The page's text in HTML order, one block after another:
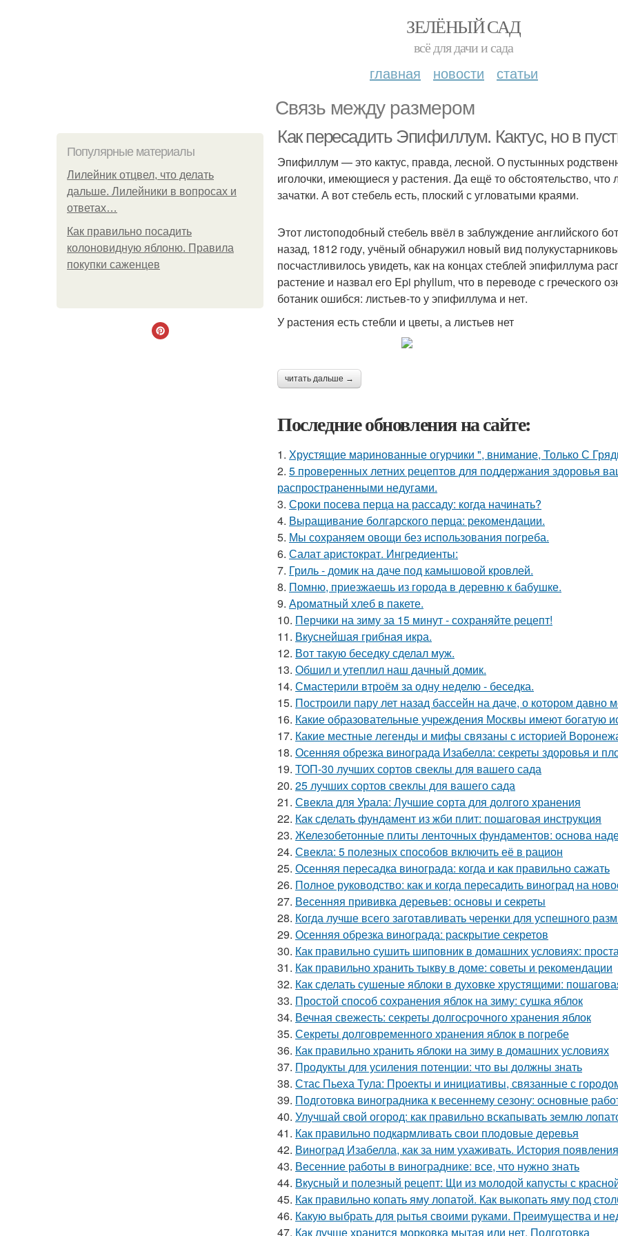
ЗЕЛЁНЫЙ САД
всё для дачи и сада
главная новости статьи
Связь между размером
Популярные материалы
Лилейник отцвел, что делать
дальше. Лилейники в вопросах и
ответах…
Как правильно посадить
колоновидную яблоню. Правила
покупки саженцев
Как пересадить Эпифиллум. Кактус, но в
Эпифиллум — это кактус, правда, лесной. О пустынных
иголочки, имеющиеся у растения. Да ещё то обстоятельство,
зачатки. А вот стебель есть, плоский с угловатыми краями.
Этот листоподобный стебель ввёл в заблуждение английского
назад, 1812 году, учёный обнаружил новый вид
посчастливилось увидеть, как на концах стеблей эпифиллума
растение и назвал его Epi phyllum, что в переводе с греческого
ботаник ошибся: листьев-то у эпифиллума и нет.
У растения есть стебли и цветы, а листьев нет
читать дальше →
Последние обновления на сайте:
1. Хрустящие маринованные огурчики ", внимание, Только С
2. 5 проверенных летних рецептов для поддержания здоровья
распространенными недугами.
3. Сроки посева перца на рассаду: когда начинать?
4. Выращивание болгарского перца: рекомендации.
5. Мы сохраняем овощи без использования погреба.
6. Салат аристократ. Ингредиенты:
7. Гриль - домик на даче под камышовой кровлей.
8. Помню, приезжаешь из города в деревню к бабушке.
9. Ароматный хлеб в пакете.
10. Перчики на зиму за 15 минут - сохраняйте рецепт!
11. Вкуснейшая грибная икра.
12. Вот такую беседку сделал муж.
13. Обшил и утеплил наш дачный домик.
14. Смастерили втроём за одну неделю - беседка.
15. Построили пару лет назад бассейн на даче, о котором давно
16. Какие образовательные учреждения Москвы имеют богатую
17. Какие местные легенды и мифы связаны с историей
18. Осенняя обрезка винограда Изабелла: секреты здоровья и
19. ТОП-30 лучших сортов свеклы для вашего сада
20. 25 лучших сортов свеклы для вашего сада
21. Свекла для Урала: Лучшие сорта для долгого хранения
22. Как сделать фундамент из жби плит: пошаговая инструкция
23. Железобетонные плиты ленточных фундаментов: основа
24. Свекла: 5 полезных способов включить её в рацион
25. Осенняя пересадка винограда: когда и как правильно сажать
26. Полное руководство: как и когда пересадить виноград на
27. Весенняя прививка деревьев: основы и секреты
28. Когда лучше всего заготавливать черенки для успешного
29. Осенняя обрезка винограда: раскрытие секретов
30. Как правильно сушить шиповник в домашних условиях:
31. Как правильно хранить тыкву в доме: советы и рекомендации
32. Как сделать сушеные яблоки в духовке хрустящими:
33. Простой способ сохранения яблок на зиму: сушка яблок
34. Вечная свежесть: секреты долгосрочного хранения яблок
35. Секреты долговременного хранения яблок в погребе
36. Как правильно хранить яблоки на зиму в домашних условиях
37. Продукты для усиления потенции: что вы должны знать
38. Стас Пьеха Тула: Проекты и инициативы, связанные с
39. Подготовка виноградника к весеннему сезону: основные
40. Улучшай свой огород: как правильно вскапывать землю
41. Как правильно подкармливать свои плодовые деревья
42. Виноград Изабелла, как за ним ухаживать. История появления
43. Весенние работы в винограднике: все, что нужно знать
44. Вкусный и полезный рецепт: Щи из молодой капусты с
45. Как правильно копать яму лопатой. Как выкопать яму под
46. Какую выбрать для рытья своими руками. Преимущества и
47. Как лучше хранится морковка мытая или нет. Подготовка